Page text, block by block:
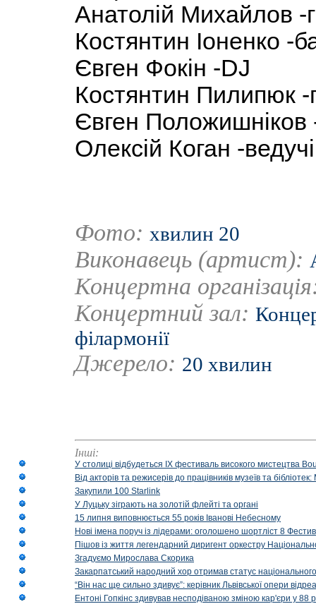
Анатолій Михайлов -
Костянтин Іоненко -
Євген Фокін -DJ
Костянтин Пилипюк -
Євген Положишніков
Олексій Коган -
Фото: хвилин 20
Виконавець (артист):
Концертна
Концертний зал:
філармонії
Джерело: 20 хвилин
Інші:
У столиці відбудеться IX фестиваль високого мистецтва
Від акторів та режисерів до працівників музеїв та
Закупили 100 Starlink
У Луцьку зіграють на золотій флейті та органі
15 липня виповнюється 55 років Іванові Небесному
Нові імена поруч із лідерами: оголошено шортліст 8
Пішов із життя легендарний диригент оркестру
Згадуємо Мирослава Скорика
Закарпатський народний хор отримав статус національного
“Він нас ще сильно здивує”: керівник Львівської опери
Ентоні Гопкінс здивував несподіваною зміною кар'єри у 88